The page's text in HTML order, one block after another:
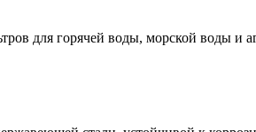
для горячей воды, морской воды и